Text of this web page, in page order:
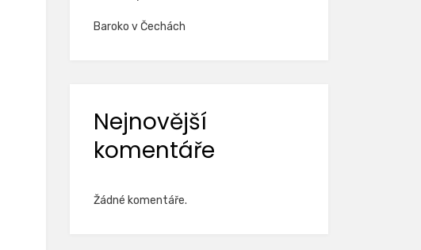
Baroko v Čechách
Nejnovější
komentáře
Žádné komentáře.